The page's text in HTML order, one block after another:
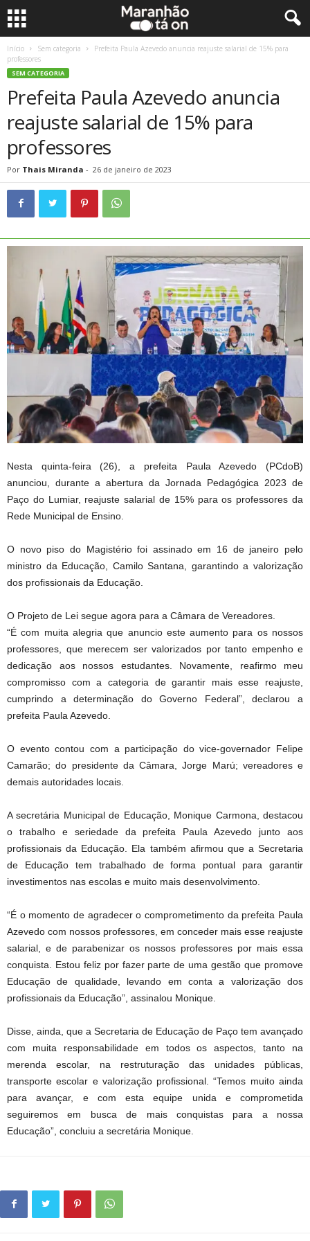
Início Sem categoria
Prefeita Paula Azevedo anuncia reajuste salarial de 15% para
professores
SEM CATEGORIA
Prefeita Paula Azevedo anuncia
reajuste salarial de 15% para
professores
Por Thais Miranda - 26 de janeiro de 2023
Nesta quinta-feira (26), a prefeita Paula Azevedo (PCdoB)
anunciou, durante a abertura da Jornada Pedagógica 2023 de
Paço do Lumiar, reajuste salarial de 15% para os professores da
Rede Municipal de Ensino.
O novo piso do Magistério foi assinado em 16 de janeiro pelo
ministro da Educação, Camilo Santana, garantindo a valorização
dos profissionais da Educação.
O Projeto de Lei segue agora para a Câmara de Vereadores.
“É com muita alegria que anuncio este aumento para os nossos
professores, que merecem ser valorizados por tanto empenho e
dedicação aos nossos estudantes. Novamente, reafirmo meu
compromisso com a categoria de garantir mais esse reajuste,
cumprindo a determinação do Governo Federal”, declarou a
prefeita Paula Azevedo.
O evento contou com a participação do vice-governador Felipe
Camarão; do presidente da Câmara, Jorge Marú; vereadores e
demais autoridades locais.
A secretária Municipal de Educação, Monique Carmona, destacou
o trabalho e seriedade da prefeita Paula Azevedo junto aos
profissionais da Educação. Ela também afirmou que a Secretaria
de Educação tem trabalhado de forma pontual para garantir
investimentos nas escolas e muito mais desenvolvimento.
“É o momento de agradecer o comprometimento da prefeita Paula
Azevedo com nossos professores, em conceder mais esse reajuste
salarial, e de parabenizar os nossos professores por mais essa
conquista. Estou feliz por fazer parte de uma gestão que promove
Educação de qualidade, levando em conta a valorização dos
profissionais da Educação”, assinalou Monique.
Disse, ainda, que a Secretaria de Educação de Paço tem avançado
com muita responsabilidade em todos os aspectos, tanto na
merenda escolar, na restruturação das unidades públicas,
transporte escolar e valorização profissional. “Temos muito ainda
para avançar, e com esta equipe unida e comprometida
seguiremos em busca de mais conquistas para a nossa
Educação”, concluiu a secretária Monique.